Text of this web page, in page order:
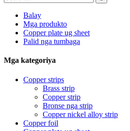
Balay
Mga produkto
Copper plate ug sheet
Palid nga tumbaga
Mga kategoriya
Copper strips
Brass strip
Copper strip
Bronse nga strip
Copper nickel alloy strip
Copper foil